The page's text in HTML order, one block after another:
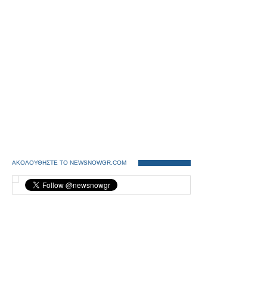
ΑΚΟΛΟΥΘΗΣΤΕ ΤΟ NEWSNOWGR.COM